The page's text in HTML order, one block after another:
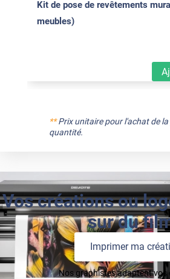
Kit de pose de revêtements
meubles)
**Prix unitaire pour l'achat de
quantité.
Vos créations ou
sur du
Imprimer ma
Nos graphistes adaptent vos